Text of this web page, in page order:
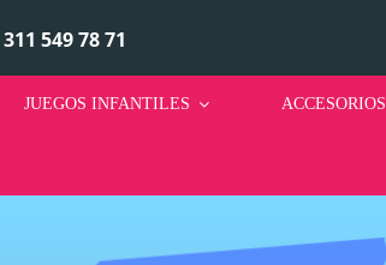
311 549 78 71
JUEGOS INFANTILES ACCESORIOS